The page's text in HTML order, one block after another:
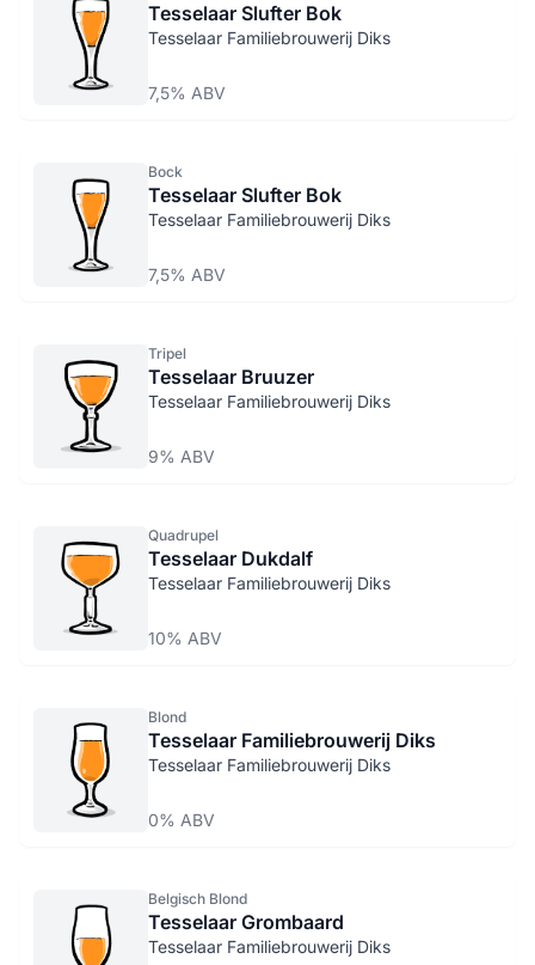
Tesselaar Slufter Bok
Tesselaar Familiebrouwerij Diks
7,5% ABV
Bock
Tesselaar Slufter Bok
Tesselaar Familiebrouwerij Diks
7,5% ABV
Tripel
Tesselaar Bruuzer
Tesselaar Familiebrouwerij Diks
9% ABV
Quadrupel
Tesselaar Dukdalf
Tesselaar Familiebrouwerij Diks
10% ABV
Blond
Tesselaar Familiebrouwerij Diks
Tesselaar Familiebrouwerij Diks
0% ABV
Belgisch Blond
Tesselaar Grombaard
Tesselaar Familiebrouwerij Diks